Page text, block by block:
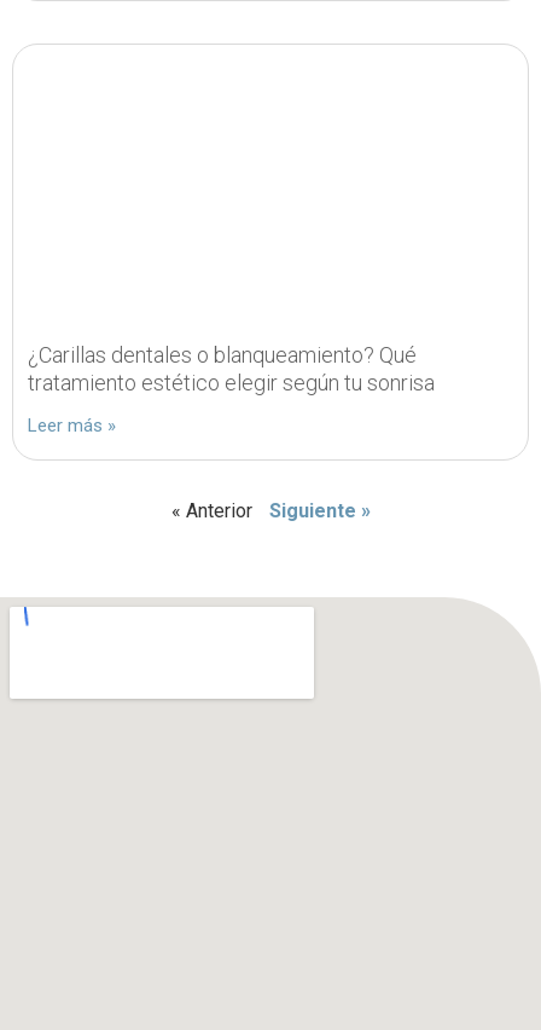
¿Carillas dentales o blanqueamiento? Qué
tratamiento estético elegir según tu sonrisa
Leer más »
« Anterior Siguiente »